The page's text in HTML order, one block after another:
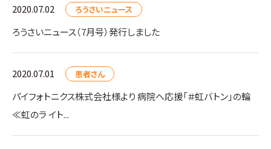
2020.07.02 ろうさいニュース
ろうさいニュース（7月号）発行しました
2020.07.01 患者さん
パイフォトニクス株式会社様より 病院へ応援「＃虹バトン」の輪
≪虹のラ イト...